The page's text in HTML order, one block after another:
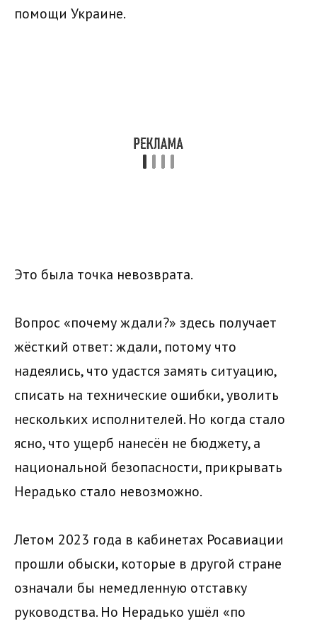
помощи Украине.
Это была точка невозврата.
Вопрос «почему ждали?» здесь получает
жёсткий ответ: ждали, потому что
надеялись, что удастся замять ситуацию,
списать на технические ошибки, уволить
нескольких исполнителей. Но когда стало
ясно, что ущерб нанесён не бюджету, а
национальной безопасности, прикрывать
Нерадько стало невозможно.
Летом 2023 года в кабинетах Росавиации
прошли обыски, которые в другой стране
означали бы немедленную отставку
руководства. Но Нерадько ушёл «по